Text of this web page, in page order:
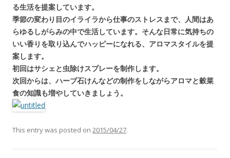
る生活を提案しています。
季節の変わり目のイライラから仕事のストレスまで、人間はあ
らゆるしがらみの中で生活しています。そんな日常に気持ちの
いい香りを取り込んでハッピーになれる、アロマスタイルを提
案します。
初回はサシェと虫除けスプレーを制作します。
次回からは、ハーブ石けんなどの制作をしながらアロマと穀菜
食の知識も増やしていきましょう。
This entry was posted on 2015/04/27.